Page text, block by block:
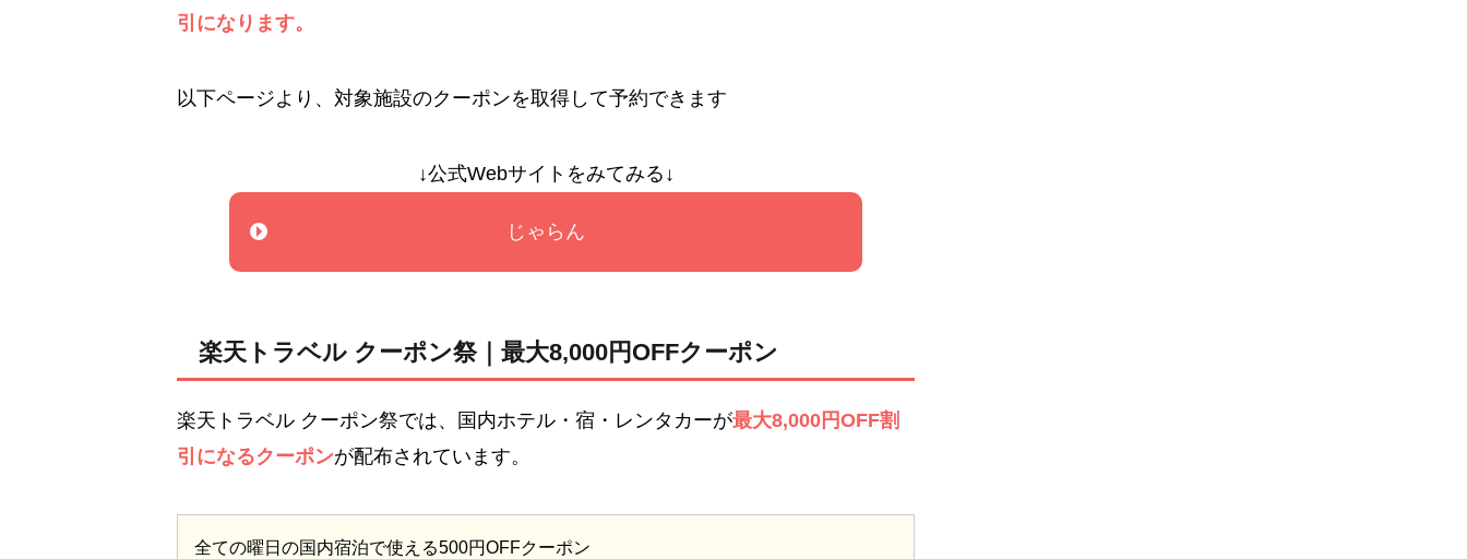
引になります。
以下ページより、対象施設のクーポンを取得して予約できます
↓公式Webサイトをみてみる↓
じゃらん
楽天トラベル クーポン祭｜最大8,000円OFFクーポン
楽天トラベル クーポン祭では、国内ホテル・宿・レンタカーが最大8,000円OFF割
引になるクーポンが配布されています。
全ての曜日の国内宿泊で使える500円OFFクーポン